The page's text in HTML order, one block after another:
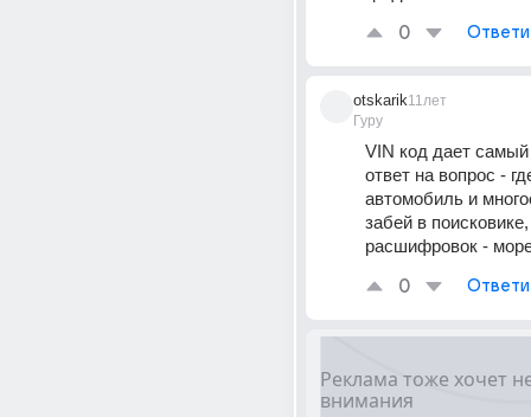
0
otskarik
Гуру
11лет
VIN код дает
ответ на вопрос -
автомобиль и
забей в
расшифровок -
0